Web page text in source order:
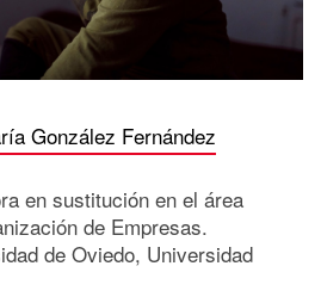
González Fernández
en sustitución en el área
de Empresas.
de Oviedo, Universidad